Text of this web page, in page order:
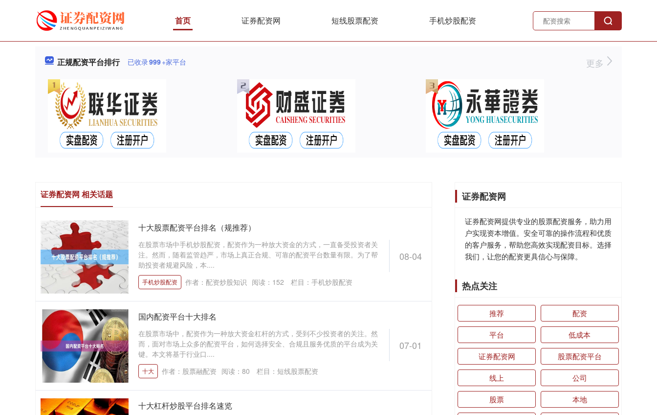
首页 证券配资网 短线股票配资 手机炒股配资
正规配资平台排行 已收录999+家平台 更多
证券配资网 相关话题
08-04
十大股票配资平台排名（规推荐）
在股票市场中手机炒股配资，配资作为一种放大资金的方式，一直备受投资者关
注。然而，随着监管趋严，市场上真正合规、可靠的配资平台数量有限。为了帮
助投资者规避风险，本....
手机炒股配资 作者：配资炒股知识 阅读： 152 栏目： 手机炒股配资
07-01
国内配资平台十大排名
在股票市场中，配资作为一种放大资金杠杆的方式，受到不少投资者的关注。然
而，面对市场上众多的配资平台，如何选择安全、合规且服务优质的平台成为关
键。本文将基于行业口....
十大 作者：股票融配资 阅读： 80 栏目： 短线股票配资
十大杠杆炒股平台排名速览
证券配资网
证券配资网提供专业的股票配资服务，助力用
户实现资本增值。安全可靠的操作流程和优质
的客户服务，帮助您高效实现配资目标。选择
我们，让您的配资更具信心与保障。
热点关注
推荐 配资
平台 低成本
证券配资网 股票配资平台
线上 公司
股票 本地